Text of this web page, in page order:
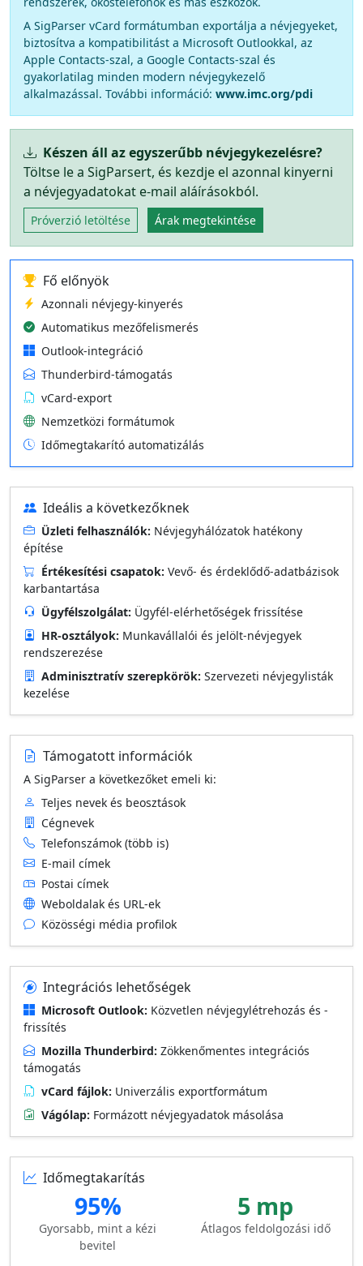
A SigParser vCard formátumban exportálja a névjegyeket,
biztosítva a kompatibilitást a Microsoft Outlookkal, az
Apple Contacts-szal, a Google Contacts-szal és
gyakorlatilag minden modern névjegykezelő
alkalmazással. További információ: www.imc.org/pdi
Készen áll az egyszerűbb névjegykezelésre?
Töltse le a SigParsert, és kezdje el azonnal kinyerni
a névjegyadatokat e-mail aláírásokból.
Próverzió letöltése Árak megtekintése
Fő előnyök
Azonnali névjegy-kinyerés
Automatikus mezőfelismerés
Outlook-integráció
Thunderbird-támogatás
vCard-export
Nemzetközi formátumok
Időmegtakarító automatizálás
Ideális a következőknek
Üzleti felhasználók: Névjegyhálózatok hatékony
építése
Értékesítési csapatok: Vevő- és érdeklődő-adatbázisok
karbantartása
Ügyfélszolgálat: Ügyfél-elérhetőségek frissítése
HR-osztályok: Munkavállalói és jelölt-névjegyek
rendszerezése
Adminisztratív szerepkörök: Szervezeti névjegylisták
kezelése
Támogatott információk
A SigParser a következőket emeli ki:
Teljes nevek és beosztások
Cégnevek
Telefonszámok (több is)
E-mail címek
Postai címek
Weboldalak és URL-ek
Közösségi média profilok
Integrációs lehetőségek
Microsoft Outlook: Közvetlen névjegylétrehozás és -
frissítés
Mozilla Thunderbird: Zökkenőmentes integrációs
támogatás
vCard fájlok: Univerzális exportformátum
Vágólap: Formázott névjegyadatok másolása
Időmegtakarítás
95%
Gyorsabb, mint a kézi
bevitel
5 mp
Átlagos feldolgozási idő